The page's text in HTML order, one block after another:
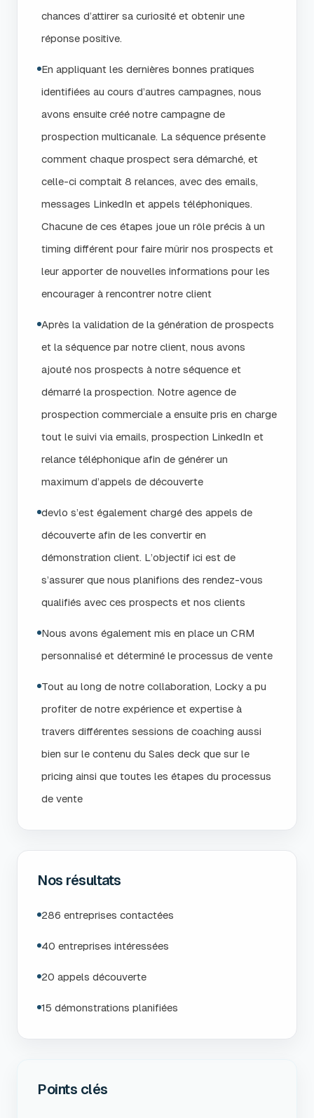
chances d’attirer sa curiosité et obtenir une
réponse positive.
En appliquant les dernières bonnes pratiques
identifiées au cours d’autres campagnes, nous
avons ensuite créé notre campagne de
prospection multicanale. La séquence présente
comment chaque prospect sera démarché, et
celle-ci comptait 8 relances, avec des emails,
messages LinkedIn et appels téléphoniques.
Chacune de ces étapes joue un rôle précis à un
timing différent pour faire mûrir nos prospects et
leur apporter de nouvelles informations pour les
encourager à rencontrer notre client
Après la validation de la génération de prospects
et la séquence par notre client, nous avons
ajouté nos prospects à notre séquence et
démarré la prospection. Notre agence de
prospection commerciale a ensuite pris en charge
tout le suivi via emails, prospection LinkedIn et
relance téléphonique afin de générer un
maximum d’appels de découverte
devlo s’est également chargé des appels de
découverte afin de les convertir en
démonstration client. L’objectif ici est de
s’assurer que nous planifions des rendez-vous
qualifiés avec ces prospects et nos clients
Nous avons également mis en place un CRM
personnalisé et déterminé le processus de vente
Tout au long de notre collaboration, Locky a pu
profiter de notre expérience et expertise à
travers différentes sessions de coaching aussi
bien sur le contenu du Sales deck que sur le
pricing ainsi que toutes les étapes du processus
de vente
Nos résultats
286 entreprises contactées
40 entreprises intéressées
20 appels découverte
15 démonstrations planifiées
Points clés